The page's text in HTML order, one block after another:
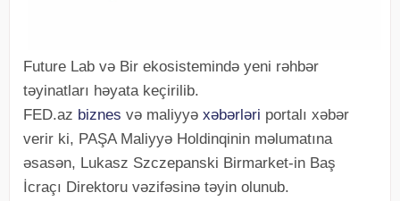
Future Lab və Bir ekosistemində yeni rəhbər
təyinatları həyata keçirilib.
FED.az biznes və maliyyə xəbərləri portalı xəbər
verir ki, PAŞA Maliyyə Holdinqinin məlumatına
əsasən, Lukasz Szczepanski Birmarket-in Baş
İcraçı Direktoru vəzifəsinə təyin olunub.